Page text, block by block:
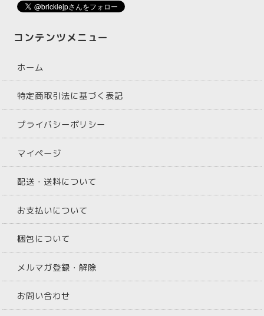
コンテンツメニュー
ホーム
特定商取引法に基づく表記
プライバシーポリシー
マイページ
配送・送料について
お支払いについて
梱包について
メルマガ登録・解除
お問い合わせ